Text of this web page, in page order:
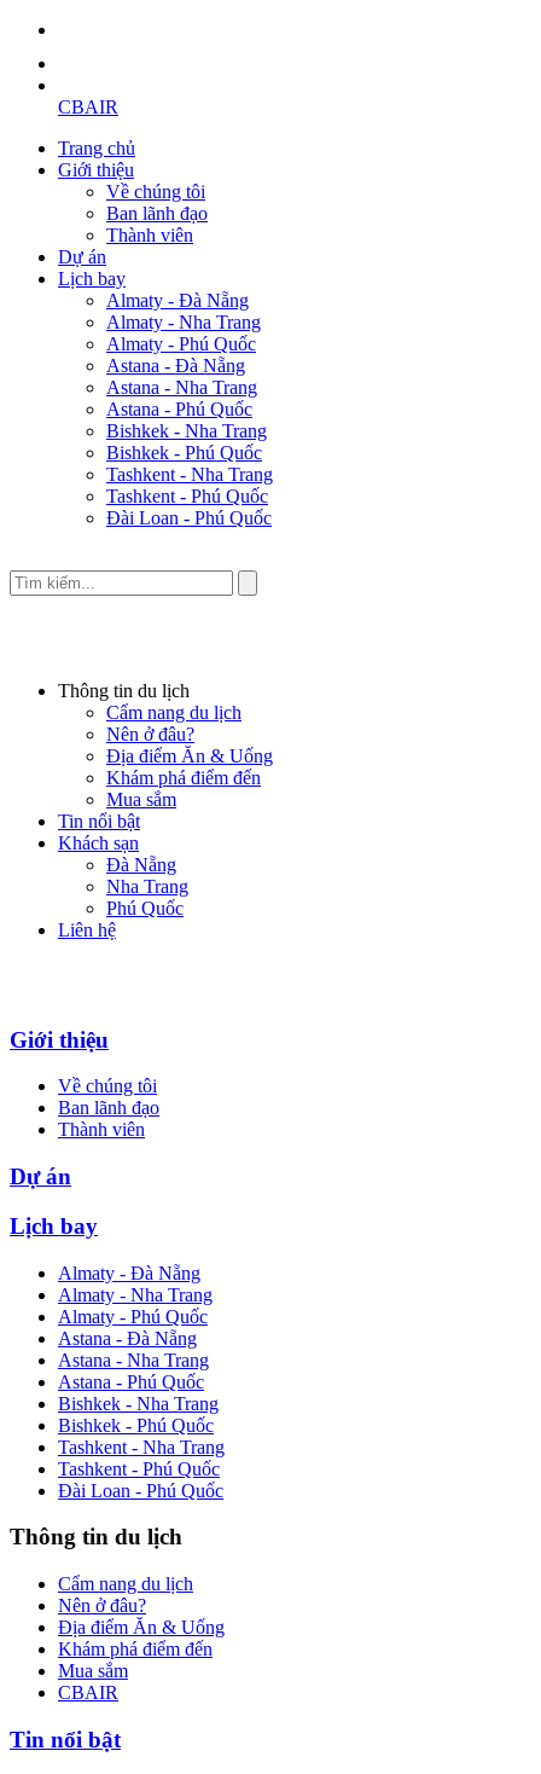
CBAIR
Trang chủ
Giới thiệu
Về chúng tôi
Ban lãnh đạo
Thành viên
Dự án
Lịch bay
Almaty - Đà Nẵng
Almaty - Nha Trang
Almaty - Phú Quốc
Astana - Đà Nẵng
Astana - Nha Trang
Astana - Phú Quốc
Bishkek - Nha Trang
Bishkek - Phú Quốc
Tashkent - Nha Trang
Tashkent - Phú Quốc
Đài Loan - Phú Quốc
Thông tin du lịch
Cẩm nang du lịch
Nên ở đâu?
Địa điểm Ăn & Uống
Khám phá điểm đến
Mua sắm
Tin nổi bật
Khách sạn
Đà Nẵng
Nha Trang
Phú Quốc
Liên hệ
Giới thiệu
Về chúng tôi
Ban lãnh đạo
Thành viên
Dự án
Lịch bay
Almaty - Đà Nẵng
Almaty - Nha Trang
Almaty - Phú Quốc
Astana - Đà Nẵng
Astana - Nha Trang
Astana - Phú Quốc
Bishkek - Nha Trang
Bishkek - Phú Quốc
Tashkent - Nha Trang
Tashkent - Phú Quốc
Đài Loan - Phú Quốc
Thông tin du lịch
Cẩm nang du lịch
Nên ở đâu?
Địa điểm Ăn & Uống
Khám phá điểm đến
Mua sắm
CBAIR
Tin nổi bật